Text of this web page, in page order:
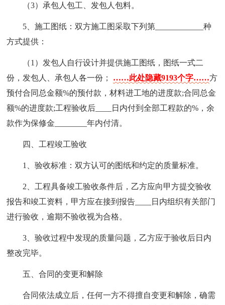
（3）承包人包工、发包人包料。
5、施工图纸：双方施工图采取下列第____________种
方式提供：
（1）发包人自行设计并提供施工图纸，图纸一式二
份，发包人、承包人各一份； ……此处隐藏9193个字……方
预付合同总金额%的预付款，材料进工地的进度款;合同总金
额%的进度款;工程验收后____日内付到全部工程款的%，余
款作为保修金________年内付清。
四、工程竣工验收
1、验收标准：双方认可的图纸和约定的质量标准。
2、工程具备竣工验收条件后，乙方应向甲方提交验收
报告和竣工资料，甲方应在接到报告____日内组织有关部门
进行验收，逾期不验收视为合格。
3、验收过程中发现的质量问题，乙方应于验收后日内
整改完毕。
五、合同的变更和解除
合同依法成立后，任何一方不得擅自变更和解除，确需